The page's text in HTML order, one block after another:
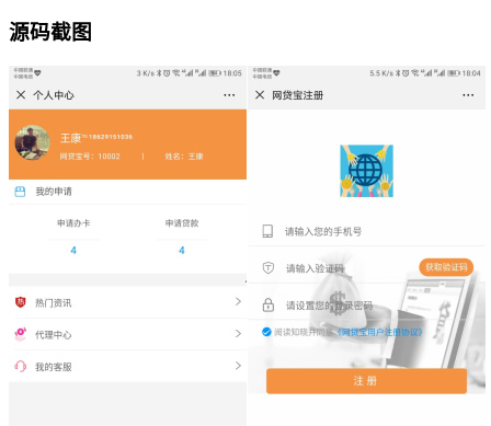
源码截图